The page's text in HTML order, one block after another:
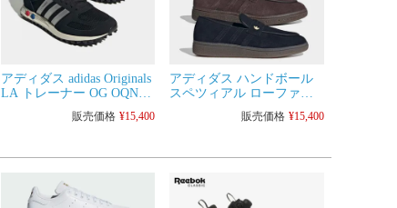
アディダス adidas Originals
LA トレーナー OG OQN95
メンズ レディース シュー
販売価格 ¥15,400
アディダス ハンドボール
スペツィアル ローファー
adidas Originals
OSE40/OSS08 レディース
販売価格 ¥15,400